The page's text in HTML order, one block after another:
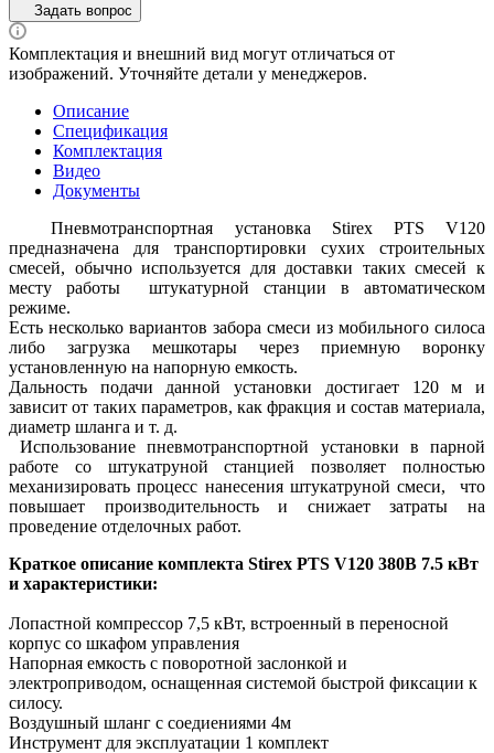
Задать вопрос
Комплектация и внешний вид могут отличаться от
изображений. Уточняйте детали у менеджеров.
Описание
Спецификация
Комплектация
Видео
Документы
Пневмотранспортная установка Stirex PTS V120
предназначена для транспортировки сухих строительных
смесей, обычно используется для доставки таких смесей к
месту работы штукатурной станции в автоматическом
режиме.
Есть несколько вариантов забора смеси из мобильного силоса
либо загрузка мешкотары через приемную воронку
установленную на напорную емкость.
Дальность подачи данной установки достигает 120 м и
зависит от таких параметров, как фракция и состав материала,
диаметр шланга и т. д.
Использование пневмотранспортной установки в парной
работе со штукатруной станцией позволяет полностью
механизировать процесс нанесения штукатруной смеси, что
повышает производительность и снижает затраты на
проведение отделочных работ.
Краткое описание комплекта Stirex PTS V120 380В 7.5 кВт
и характеристики:
Лопастной компрессор 7,5 кВт, встроенный в переносной
корпус со шкафом управления
Напорная емкость с поворотной заслонкой и
электроприводом, оснащенная системой быстрой фиксации к
силосу.
Воздушный шланг с соедиениями 4м
Инструмент для эксплуатации 1 комплект